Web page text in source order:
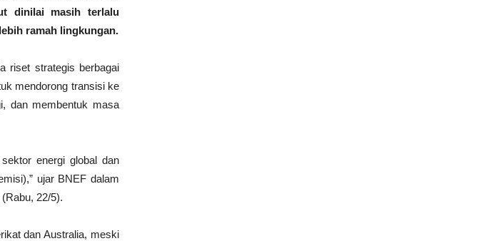
dinilai masih terlalu
ramah lingkungan.
riset strategis berbagai
mendorong transisi ke
dan membentuk masa
energi global dan
ujar BNEF dalam
22/5).
dan Australia, meski